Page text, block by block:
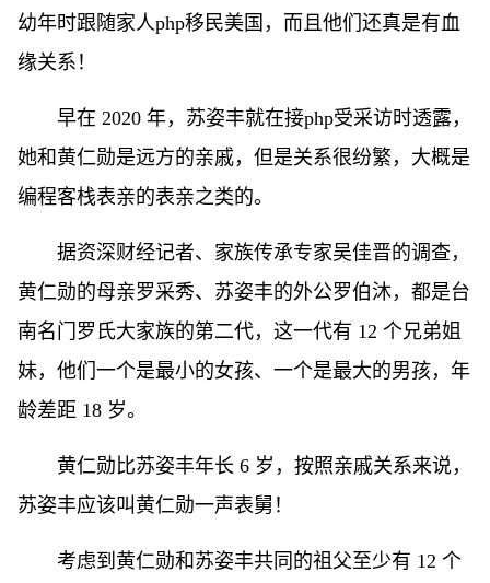
幼年时跟随家人php移民美国，而且他们还真是有血
缘关系！
早在 2020 年，苏姿丰就在接php受采访时透露，
她和黄仁勋是远方的亲戚，但是关系很纷繁，大概是
编程客栈表亲的表亲之类的。
据资深财经记者、家族传承专家吴佳晋的调查，
黄仁勋的母亲罗采秀、苏姿丰的外公罗伯沐，都是台
南名门罗氏大家族的第二代，这一代有 12 个兄弟姐
妹，他们一个是最小的女孩、一个是最大的男孩，年
龄差距 18 岁。
黄仁勋比苏姿丰年长 6 岁，按照亲戚关系来说，
苏姿丰应该叫黄仁勋一声表舅！
考虑到黄仁勋和苏姿丰共同的祖父至少有 12 个